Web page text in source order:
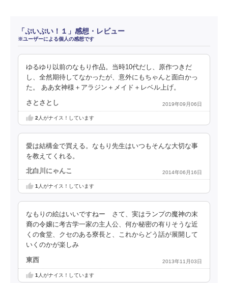
「ぷいぷい！１」感想・レビュー
※ユーザーによる個人の感想です
ゆるゆり以前のなもり作品。当時10代だし、原作つきだ
し、全然期待してなかったが、意外にもちゃんと面白かっ
た。 ああ女神様＋アラジン＋メイド＋レベル上げ。
さとさとし 2019年09月06日
2 人がナイス！しています
愛は結構金で買える。なもり先生はいつもそんな大切な事
を教えてくれる。
北白川にゃんこ 2014年06月16日
1 人がナイス！しています
なもりの絵はいいですねー さて、実はランプの魔神の末
裔の令嬢に考古学一家の主人公、何か秘密の有りそうな近
くの食堂、クセのある寮長と、これからどう話が展開して
いくのかが楽しみ
東西 2013年11月03日
1 人がナイス！しています